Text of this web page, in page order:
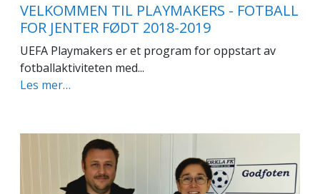
VELKOMMEN TIL PLAYMAKERS - FOTBALL
FOR JENTER FØDT 2018-2019
UEFA Playmakers er et program for oppstart av
fotballaktiviteten med...
Les mer…